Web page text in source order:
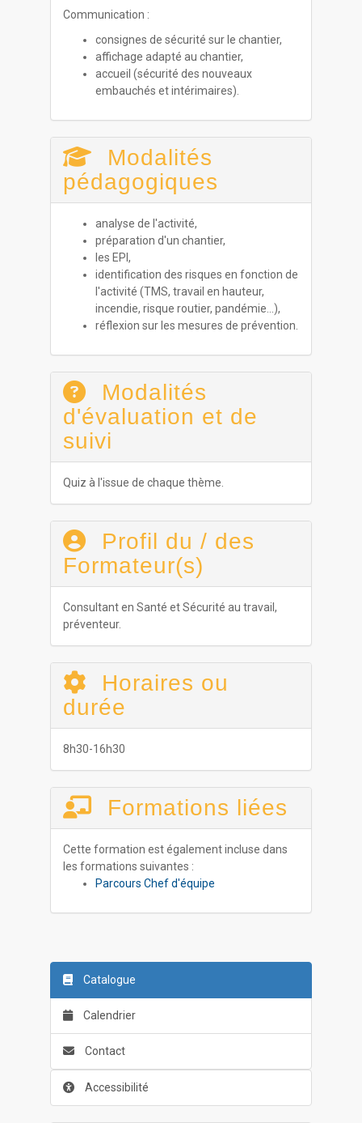
Communication :
consignes de sécurité sur le chantier,
affichage adapté au chantier,
accueil (sécurité des nouveaux
embauchés et intérimaires).
Modalités
pédagogiques
analyse de l'activité,
préparation d'un chantier,
les EPI,
identification des risques en fonction de
l'activité (TMS, travail en hauteur,
incendie, risque routier, pandémie…),
réflexion sur les mesures de prévention.
Modalités
d'évaluation et de
suivi
Quiz à l'issue de chaque thème.
Profil du / des
Formateur(s)
Consultant en Santé et Sécurité au travail,
préventeur.
Horaires ou
durée
8h30-16h30
Formations liées
Cette formation est également incluse dans
les formations suivantes :
Parcours Chef d'équipe
Catalogue
Calendrier
Contact
Accessibilité